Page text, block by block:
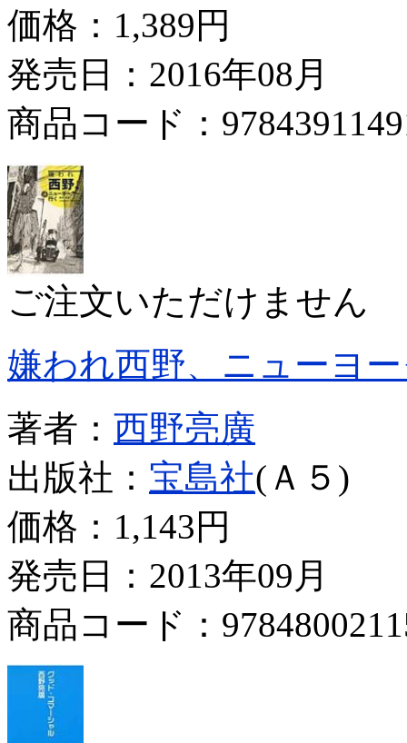
価格： 1,389円
発売日：2016年08月
商品コード：
ご注文いただけません
嫌われ西野、ニューヨ
著者： 西野亮廣
出版社： 宝島社(Ａ５)
価格： 1,143円
発売日：2013年09月
商品コード：